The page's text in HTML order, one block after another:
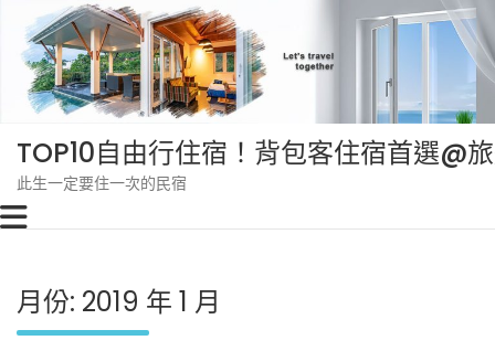
content
TOP10自由行住宿！背包客住宿首選@
此生一定要住一次的民宿
月份: 2019 年 1 月